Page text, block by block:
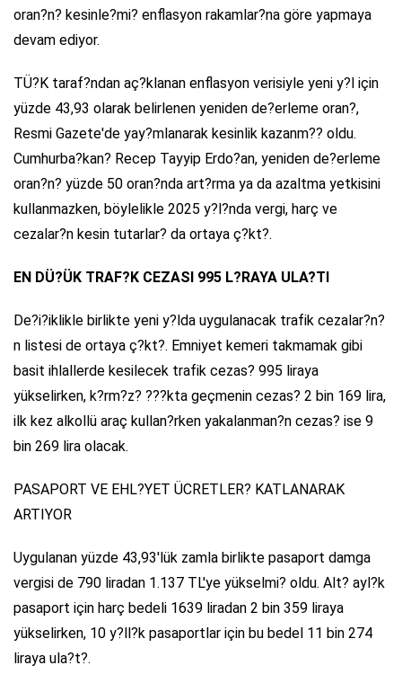
oran?n? kesinle?mi? enflasyon rakamlar?na göre yapmaya
devam ediyor.
TÜ?K taraf?ndan aç?klanan enflasyon verisiyle yeni y?l için
yüzde 43,93 olarak belirlenen yeniden de?erleme oran?,
Resmi Gazete'de yay?mlanarak kesinlik kazanm?? oldu.
Cumhurba?kan? Recep Tayyip Erdo?an, yeniden de?erleme
oran?n? yüzde 50 oran?nda art?rma ya da azaltma yetkisini
kullanmazken, böylelikle 2025 y?l?nda vergi, harç ve
cezalar?n kesin tutarlar? da ortaya ç?kt?.
EN DÜ?ÜK TRAF?K CEZASI 995 L?RAYA ULA?TI
De?i?iklikle birlikte yeni y?lda uygulanacak trafik cezalar?n?
n listesi de ortaya ç?kt?. Emniyet kemeri takmamak gibi
basit ihlallerde kesilecek trafik cezas? 995 liraya
yükselirken, k?rm?z? ???kta geçmenin cezas? 2 bin 169 lira,
ilk kez alkollü araç kullan?rken yakalanman?n cezas? ise 9
bin 269 lira olacak.
PASAPORT VE EHL?YET ÜCRETLER? KATLANARAK
ARTIYOR
Uygulanan yüzde 43,93'lük zamla birlikte pasaport damga
vergisi de 790 liradan 1.137 TL'ye yükselmi? oldu. Alt? ayl?k
pasaport için harç bedeli 1639 liradan 2 bin 359 liraya
yükselirken, 10 y?ll?k pasaportlar için bu bedel 11 bin 274
liraya ula?t?.